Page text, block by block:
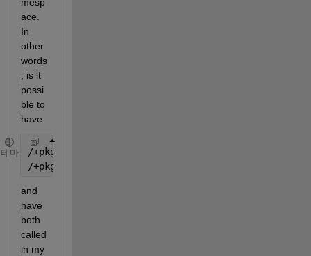
ace.
In
other
words
, is it
possi
ble to
have:
테마
/+pkg/toplevelfun.m
/+pkg/subdir/lowerlevelfun.m
and
have
both
called
in my